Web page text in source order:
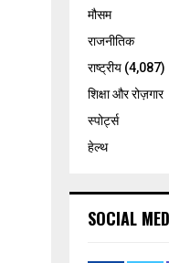
मौसम
राजनीतिक
राष्ट्रीय (4,087)
शिक्षा और रोज़गार
स्पोर्ट्स
हेल्थ
SOCIAL